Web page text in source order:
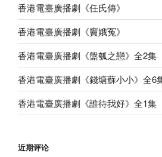
香港電臺廣播劇《任氏傳》
香港電臺廣播劇《竇娥冤》
香港電臺廣播劇《盤瓠之戀》全2集
香港電臺廣播劇《錢塘蘇小小》全6
香港電臺廣播劇《誰待我好》全1集
近期评论